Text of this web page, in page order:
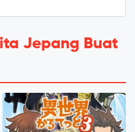
Jepang Buat